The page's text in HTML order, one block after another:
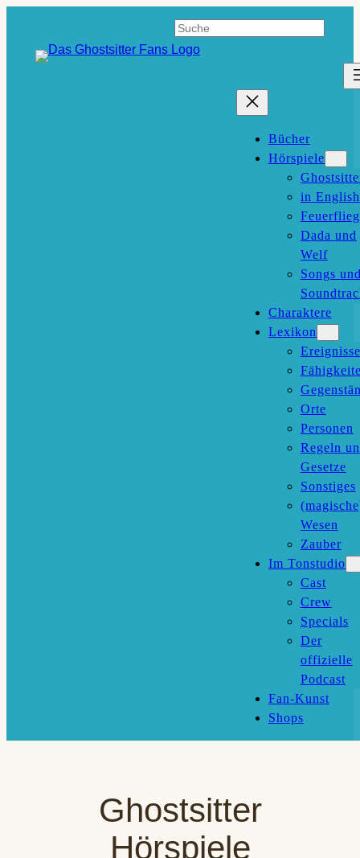
springen
Suchen
Bücher
Hörspiele
in English
Feuerflieg
Dada und
Welf
Songs
Charaktere
Lexikon
Ereignisse
Orte
Personen
Regeln
Gesetze
Sonstiges
Wesen
Zauber
Im Tonstudio
Cast
Crew
Specials
Der
offizielle
Podcast
Fan-Kunst
Shops
Ghostsitter
Hörspiele